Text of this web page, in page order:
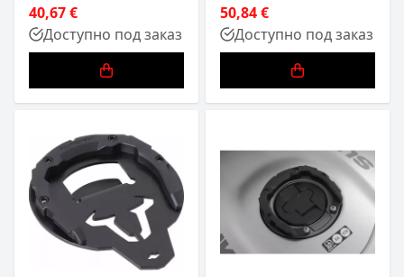
40,67 €
Доступно под заказ
50,84 €
Доступно под заказ